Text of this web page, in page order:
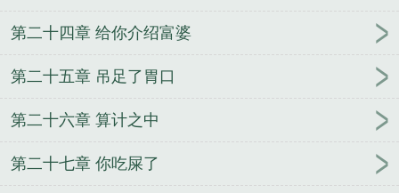
第二十四章 给你介绍富婆
第二十五章 吊足了胃口
第二十六章 算计之中
第二十七章 你吃屎了